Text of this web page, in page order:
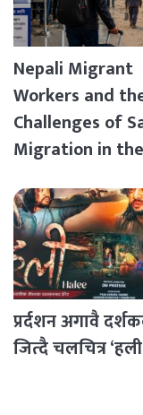
Nepali Migrant
Workers and
Challenges of
Migration in
प्रर्दशन अगावै
जित्दै चलचित्र